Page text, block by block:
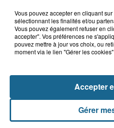
Vous pouvez accepter en cliquant
sélectionnant les finalités et/ou
Vous pouvez également refuser en
accepter". Vos préférences ne
pouvez mettre à jour vos choix, ou
moment via le lien "Gérer les
Gérer
Accepter